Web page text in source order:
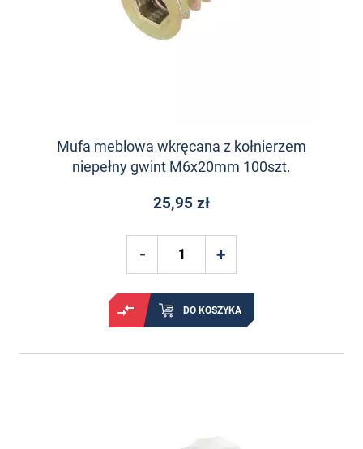
Mufa meblowa wkręcana z kołnierzem
niepełny gwint M6x20mm 100szt.
25,95 zł
DO KOSZYKA